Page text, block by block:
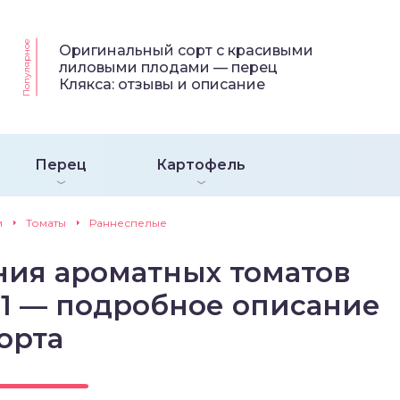
Популярное
Оригинальный сорт с красивыми
лиловыми плодами — перец
Клякса: отзывы и описание
Перец Картофель
Томаты Раннеспелые
ароматных томатов
— подробное описание